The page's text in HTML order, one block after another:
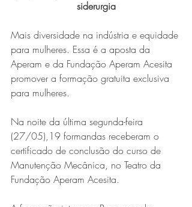
siderurgia
Mais diversidade na indústria e equidade
para mulheres. Essa é a aposta da
Aperam e da Fundação Aperam Acesita
promover a formação gratuita exclusiva
para mulheres.
Na noite da última segunda-feira
(27/05),19 formandas receberam o
certificado de conclusão do curso de
Manutenção Mecânica, no Teatro da
Fundação Aperam Acesita.